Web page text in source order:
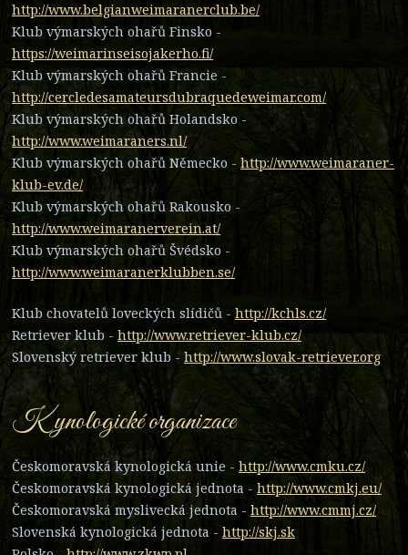
http://www.belgianweimaranerclub.be/
Klub výmarských ohařů Finsko -
https://weimarinseisojakerho.fi/
Klub výmarských ohařů Francie -
http://cercledesamateursdubraquedeweimar.com/
Klub výmarských ohařů Holandsko -
http://www.weimaraners.nl/
Klub výmarských ohařů Německo - http://www.weimaraner-
klub-ev.de/
Klub výmarských ohařů Rakousko -
http://www.weimaranerverein.at/
Klub výmarských ohařů Švédsko -
http://www.weimaranerklubben.se/
Klub chovatelů loveckých slídičů - http://kchls.cz/
Retriever klub - http://www.retriever-klub.cz/
Slovenský retriever klub - http://www.slovak-retriever.org
Kynologické organizace
Českomoravská kynologická unie - http://www.cmku.cz/
Českomoravská kynologická jednota - http://www.cmkj.eu/
Českomoravská myslivecká jednota - http://www.cmmj.cz/
Slovenská kynologická jednota - http://skj.sk